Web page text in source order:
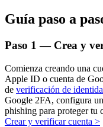
Aprender Staking
Obtenga más
Bitrue
AI
Guía paso a
Paso 1 — Crea y
Comienza creando una
Apple ID o cuenta de
de verificación de
Google 2FA, configura
phishing para proteger tu
Crear y verificar cuenta >